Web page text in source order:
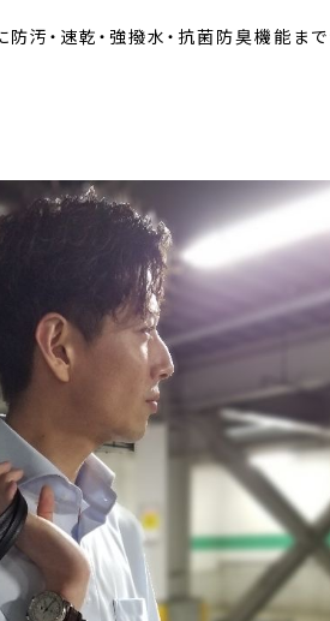
防汚・速乾・強撥水・抗菌防臭機能まで